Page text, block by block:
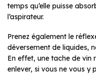
temps qu’elle puisse
l’aspirateur.
Prenez également le
déversement de liquides,
En effet, une tache de vin
enlever, si vous ne vous y